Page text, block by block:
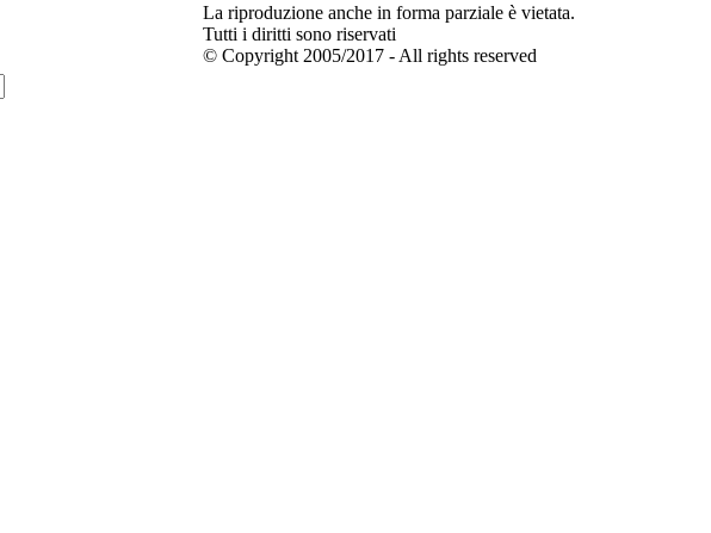
La riproduzione anche in forma parziale è vietata.
Tutti i diritti sono riservati
© Copyright 2005/2017 - All rights reserved